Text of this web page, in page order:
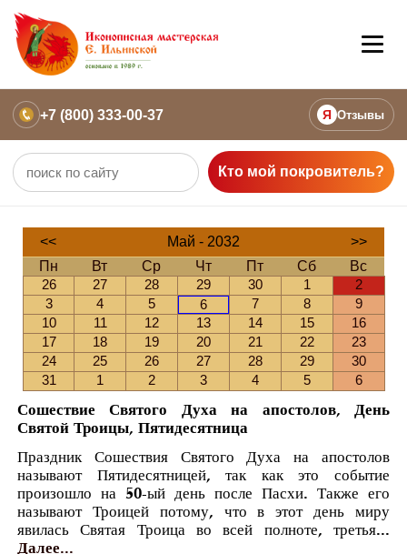
+7 (800) 333-00-37 Я Отзывы
Кто мой покровитель?
<< Май - 2032
>>
Пн
Вт Ср Чт Пт Сб
Вс
26
27 28 29 30 1
2
3
4 5 6 7 8
9
10
11 12 13 14 15
16
17
18 19 20 21 22
23
24
25 26 27 28 29
30
31
1 2 3 4 5 6
Сошествие Святого Духа на апостолов, День
Святой Троицы, Пятидесятница
Праздник Сошествия Святого Духа на апостолов
называют Пятидесятницей, так как это событие
произошло на 50-ый день после Пасхи. Также его
называют Троицей потому, что в этот день миру
явилась Святая Троица во всей полноте, третья...
Далее...